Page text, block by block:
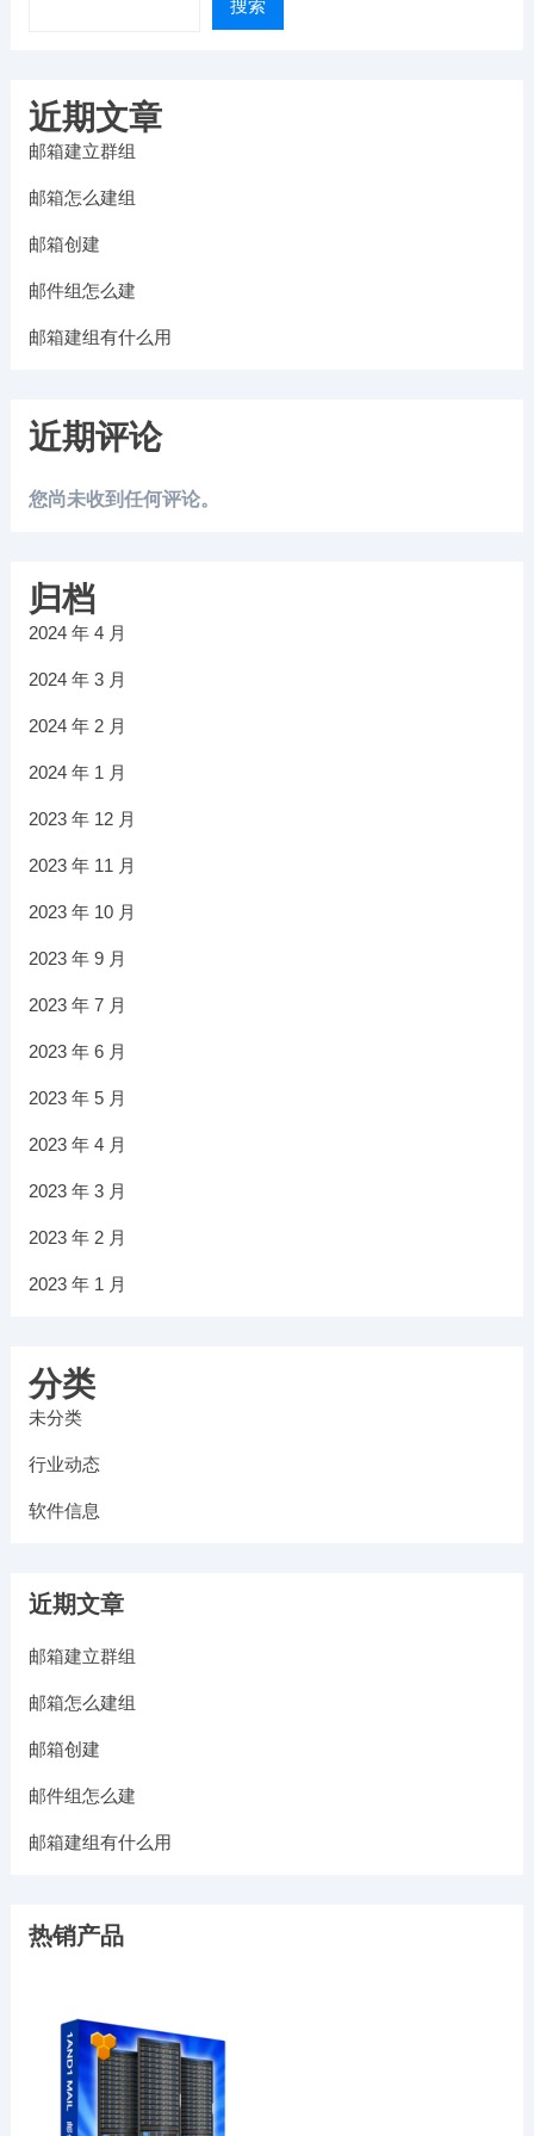
搜索
近期文章
邮箱建立群组
邮箱怎么建组
邮箱创建
邮件组怎么建
邮箱建组有什么用
近期评论
您尚未收到任何评论。
归档
2024 年 4 月
2024 年 3 月
2024 年 2 月
2024 年 1 月
2023 年 12 月
2023 年 11 月
2023 年 10 月
2023 年 9 月
2023 年 7 月
2023 年 6 月
2023 年 5 月
2023 年 4 月
2023 年 3 月
2023 年 2 月
2023 年 1 月
分类
未分类
行业动态
软件信息
近期文章
邮箱建立群组
邮箱怎么建组
邮箱创建
邮件组怎么建
邮箱建组有什么用
热销产品